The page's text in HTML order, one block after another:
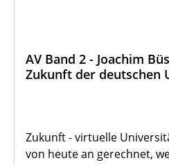
AV Band 2 - Joachim
Zukunft der deutschen
Zukunft - virtuelle
von heute an gerechnet,